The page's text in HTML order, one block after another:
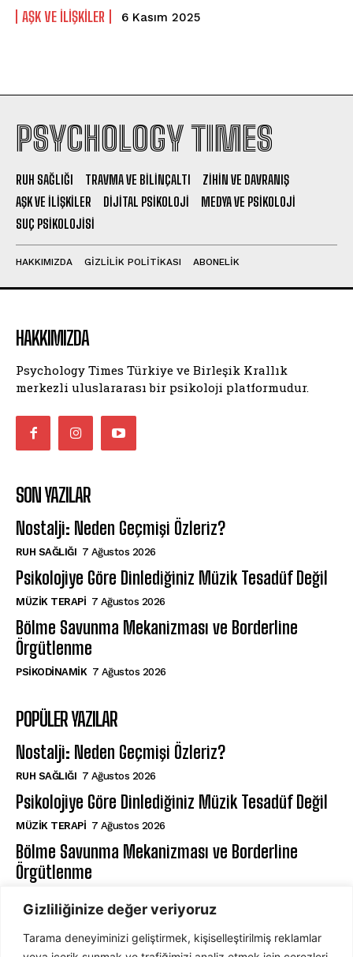
Gizliliğinize değer veriyoruz
Tarama deneyiminizi geliştirmek, kişiselleştirilmiş reklamlar
AŞK VE İLIŞKILER 6 Kasım 2025
PSYCHOLOGY TIMES
RUH SAĞLIĞI TRAVMA VE BILINÇALTI
ZIHIN VE DAVRANIŞ
AŞK VE İLIŞKILER
DIJITAL PSIKOLOJI
MEDYA VE PSIKOLOJI
SUÇ PSIKOLOJISI
HAKKIMIZDA GIZLILIK POLITIKASI ABONELIK
HAKKIMIZDA
Psychology Times Türkiye ve Birleşik Krallık
merkezli uluslararası bir psikoloji platformudur.
SON YAZILAR
Nostalji: Neden Geçmişi Özleriz?
⁠RUH SAĞLIĞI 7 Ağustos 2026
Psikolojiye Göre Dinlediğiniz Müzik Tesadüf Değil
MÜZIK TERAPI 7 Ağustos 2026
Bölme Savunma Mekanizması ve Borderline
Örgütlenme
PSIKODINAMIK 7 Ağustos 2026
POPÜLER YAZILAR
Nostalji: Neden Geçmişi Özleriz?
⁠RUH SAĞLIĞI 7 Ağustos 2026
Psikolojiye Göre Dinlediğiniz Müzik Tesadüf Değil
MÜZIK TERAPI 7 Ağustos 2026
Bölme Savunma Mekanizması ve Borderline
Örgütlenme
ABONE OL